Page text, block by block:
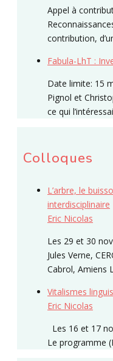
Appel à
contribution,
Fabula-LhT :
Date limite: 15
Pignol et
ce qui
Colloques
L’arbre, le
interdisciplinaire
Eric Nicolas
Les 29 et 30
Jules Verne,
Cabrol, Amiens
Vitalismes
Eric Nicolas
Les 16 et 17
Le programme